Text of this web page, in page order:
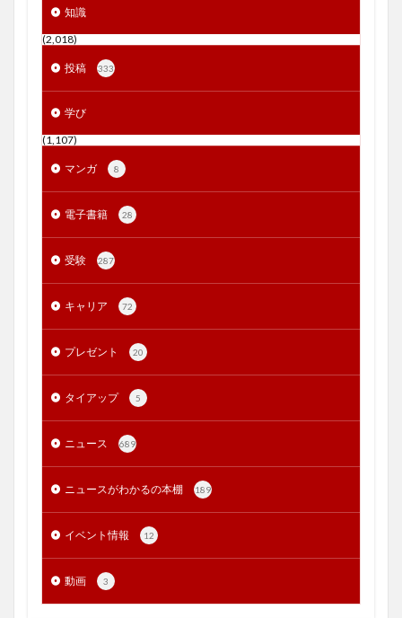
知識
(2,018)
投稿 333
学び
(1,107)
マンガ 8
電子書籍 28
受験 287
キャリア 72
プレゼント 20
タイアップ 5
ニュース 689
ニュースがわかるの本棚 189
イベント情報 12
動画 3